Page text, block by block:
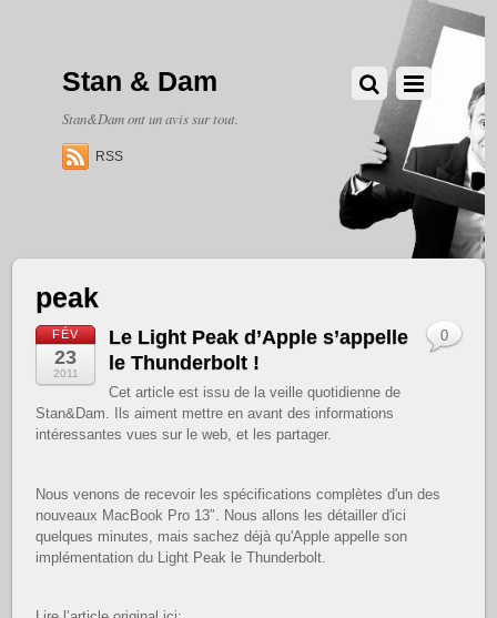
Stan & Dam
Stan&Dam ont un avis sur tout.
RSS
peak
FÉV
23
2011
Le Light Peak d’Apple s’appelle
le Thunderbolt !
Cet article est issu de la veille quotidienne de
Stan&Dam. Ils aiment mettre en avant des informations
intéressantes vues sur le web, et les partager.
Nous venons de recevoir les spécifications complètes d'un des
nouveaux MacBook Pro 13″. Nous allons les détailler d'ici
quelques minutes, mais sachez déjà qu'Apple appelle son
implémentation du Light Peak le Thunderbolt.
0